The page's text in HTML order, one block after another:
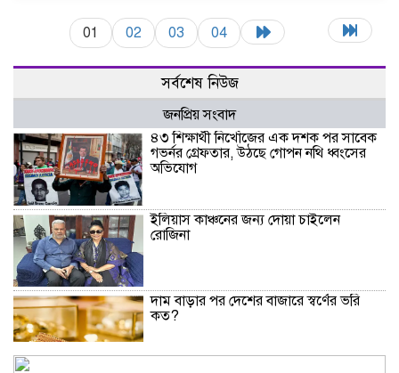
01 02 03 04
সর্বশেষ নিউজ
জনপ্রিয় সংবাদ
৪৩ শিক্ষার্থী নিখোঁজের এক দশক পর সাবেক
গভর্নর গ্রেফতার, উঠছে গোপন নথি ধ্বংসের
অভিযোগ
ইলিয়াস কাঞ্চনের জন্য দোয়া চাইলেন
রোজিনা
দাম বাড়ার পর দেশের বাজারে স্বর্ণের ভরি
কত?